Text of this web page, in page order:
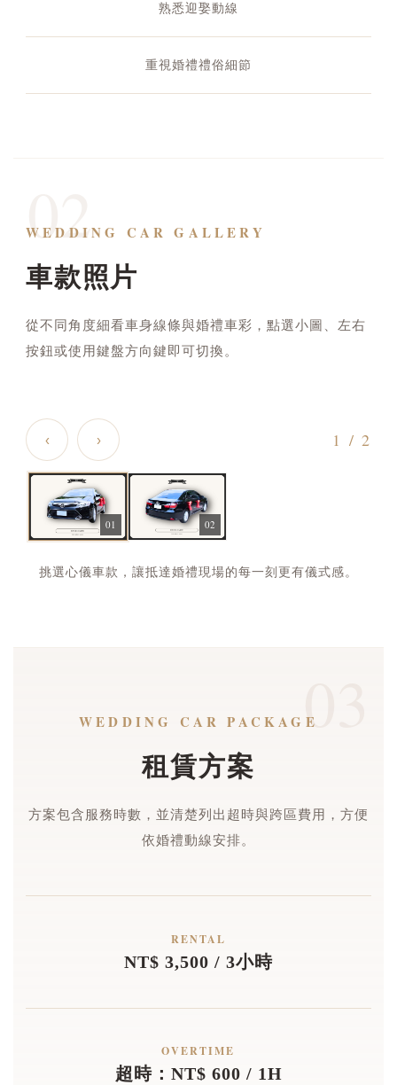
熟悉迎娶動線
重視婚禮禮俗細節
02
WEDDING CAR GALLERY
車款照片
從不同角度細看車身線條與婚禮車彩，點選小圖、左右
按鈕或使用鍵盤方向鍵即可切換。
‹
01 02
› 1 / 2
挑選心儀車款，讓抵達婚禮現場的每一刻更有儀式感。
03
WEDDING CAR PACKAGE
租賃方案
方案包含服務時數，並清楚列出超時與跨區費用，方便
依婚禮動線安排。
RENTAL
NT$ 3,500 / 3小時
OVERTIME
超時：NT$ 600 / 1H